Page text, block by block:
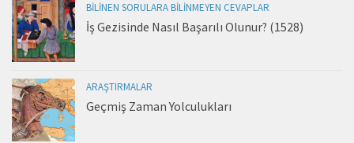
BILINEN SORULARA BILINMEYEN CEVAPLAR
İş Gezisinde Nasıl Başarılı Olunur? (1528)
ARAŞTIRMALAR
Geçmiş Zaman Yolculukları